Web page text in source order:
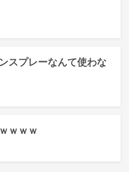
スプレーなんて使わな
ｗｗｗ